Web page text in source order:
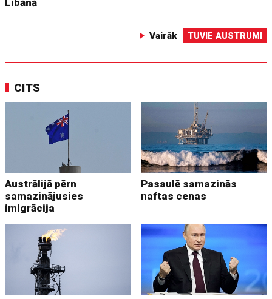
Libānā
Vairāk TUVIE AUSTRUMI
CITS
Austrālijā pērn
samazinājusies
imigrācija
Pasaulē samazinās
naftas cenas